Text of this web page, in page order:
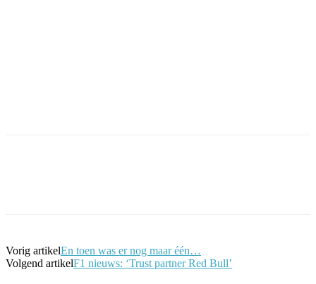
Vorig artikelEn toen was er nog maar één…
Volgend artikelF1 nieuws: ‘Trust partner Red Bull’